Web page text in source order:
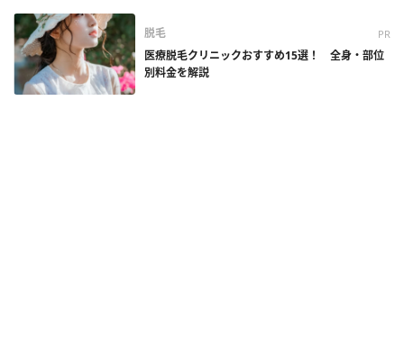
脱毛 PR
医療脱毛クリニックおすすめ15選！ 全身・部位
別料金を解説